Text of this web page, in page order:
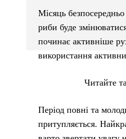
Місяць
риби буде
починає активніше
використання
Читайте
Період повні та
притупляється.